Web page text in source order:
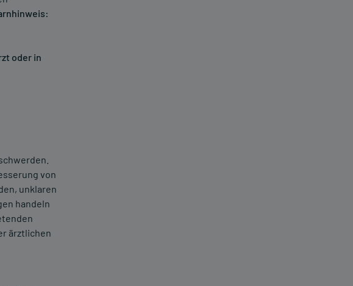
oder in
von
unklaren
handeln
ärztlichen